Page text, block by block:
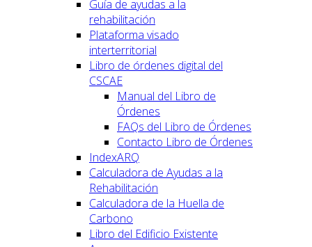
Guía de ayudas a la
rehabilitación
Plataforma visado
interterritorial
Libro de órdenes digital del
CSCAE
Manual del Libro de
Órdenes
FAQs del Libro de Órdenes
Contacto Libro de Órdenes
IndexARQ
Calculadora de Ayudas a la
Rehabilitación
Calculadora de la Huella de
Carbono
Libro del Edificio Existente